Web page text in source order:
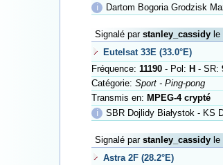
ℹ
Dartom Bogoria Grodzisk
Signalé par stanley_cassidy
Eutelsat 33E (33.0°E)
Fréquence: 11190 - Pol: H - SR:
Catégorie: Sport - Ping-pong
Transmis en: MPEG-4 crypté
ℹ
SBR Dojlidy Białystok - KS
Signalé par stanley_cassidy
Astra 2F (28.2°E)